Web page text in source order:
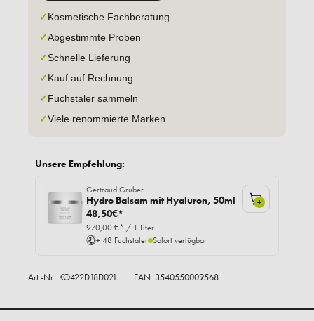
✓Kosmetische Fachberatung
✓Abgestimmte Proben
✓Schnelle Lieferung
✓Kauf auf Rechnung
✓Fuchstaler sammeln
✓Viele renommierte Marken
Unsere Empfehlung:
Gertraud Gruber
Hydro Balsam mit Hyaluron, 50ml
48,50€*
970,00 €* / 1 Liter
+ 48 Fuchstaler Sofort verfügbar
+
Art.-Nr.: KO422D18D021 EAN: 3540550009568